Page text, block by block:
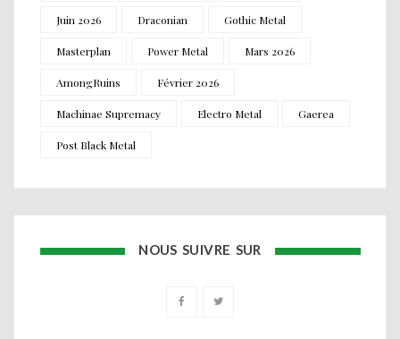
Juin 2026 Draconian Gothic Metal
Masterplan Power Metal Mars 2026
AmongRuins Février 2026
Machinae Supremacy Electro Metal Gaerea
Post Black Metal
NOUS SUIVRE SUR